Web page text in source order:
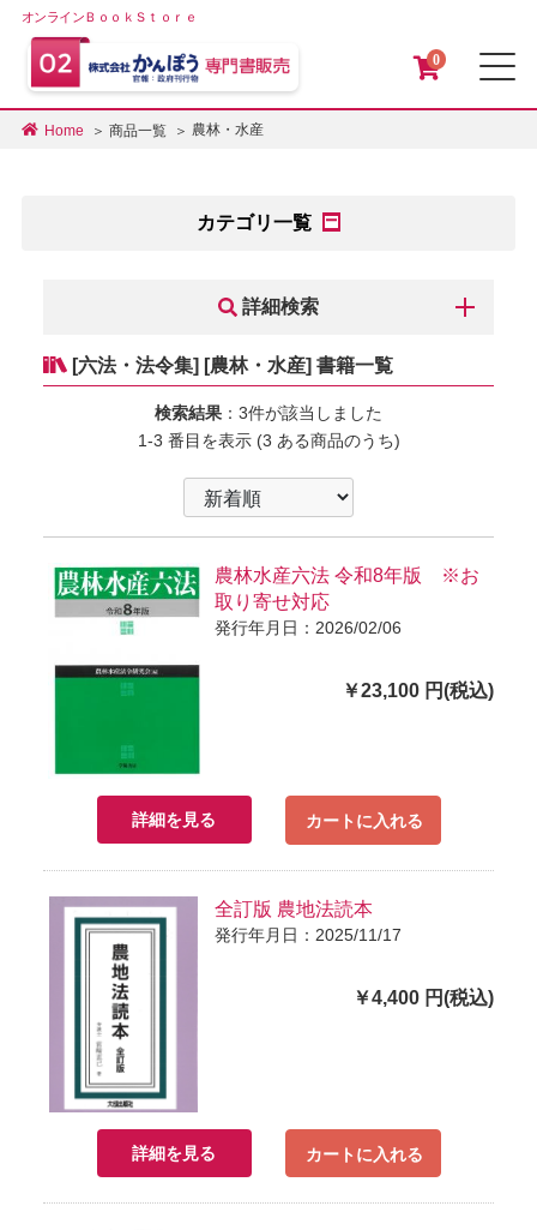
オンラインＢｏｏｋＳｔｏｒｅ
0
Home 商品一覧 農林・水産
カテゴリ一覧
詳細検索
[六法・法令集] [農林・水産] 書籍一覧
検索結果 ：3件が該当しました
1-3 番目を表示 (3 ある商品のうち)
農林水産六法 令和8年版 ※お
取り寄せ対応
発行年月日：2026/02/06
￥23,100 円(税込)
詳細を見る カートに入れる
全訂版 農地法読本
発行年月日：2025/11/17
￥4,400 円(税込)
詳細を見る カートに入れる